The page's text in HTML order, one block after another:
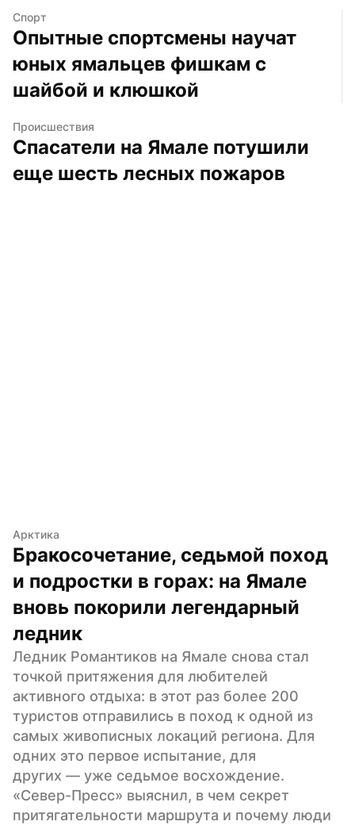
Спорт
Опытные спортсмены научат
юных ямальцев фишкам с
шайбой и клюшкой
Происшествия
Спасатели на Ямале потушили
еще шесть лесных пожаров
Арктика
Бракосочетание, седьмой поход
и подростки в горах: на Ямале
вновь покорили легендарный
ледник
Ледник Романтиков на Ямале снова стал
точкой притяжения для любителей
активного отдыха: в этот раз более 200
туристов отправились в поход к одной из
самых живописных локаций региона. Для
одних это первое испытание, для
других — уже седьмое восхождение.
«Север-Пресс» выяснил, в чем секрет
притягательности маршрута и почему люди